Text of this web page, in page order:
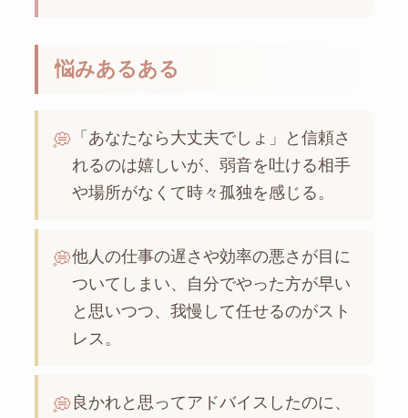
悩みあるある
💭 「あなたなら大丈夫でしょ」と信頼さ
れるのは嬉しいが、弱音を吐ける相手
や場所がなくて時々孤独を感じる。
💭他人の仕事の遅さや効率の悪さが目に
ついてしまい、自分でやった方が早い
と思いつつ、我慢して任せるのがスト
レス。
💭 良かれと思ってアドバイスしたのに、